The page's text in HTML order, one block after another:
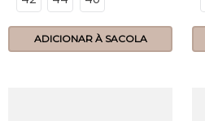
ADICIONAR À SACOLA